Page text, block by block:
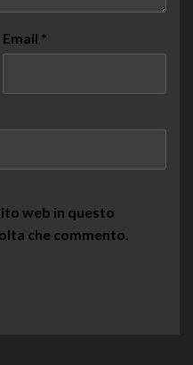
Email *
web in questo
che commento.